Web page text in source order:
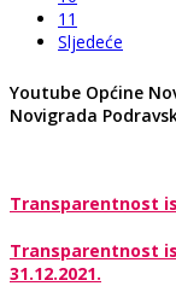
11
Sljedeće
Youtube Općine
Novigrada
Transparentnost
Transparentnost
31.12.2021.